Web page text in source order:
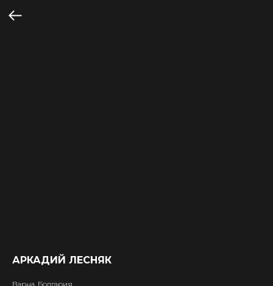
АРКАДИЙ ЛЕСНЯК
Варна, Болгария